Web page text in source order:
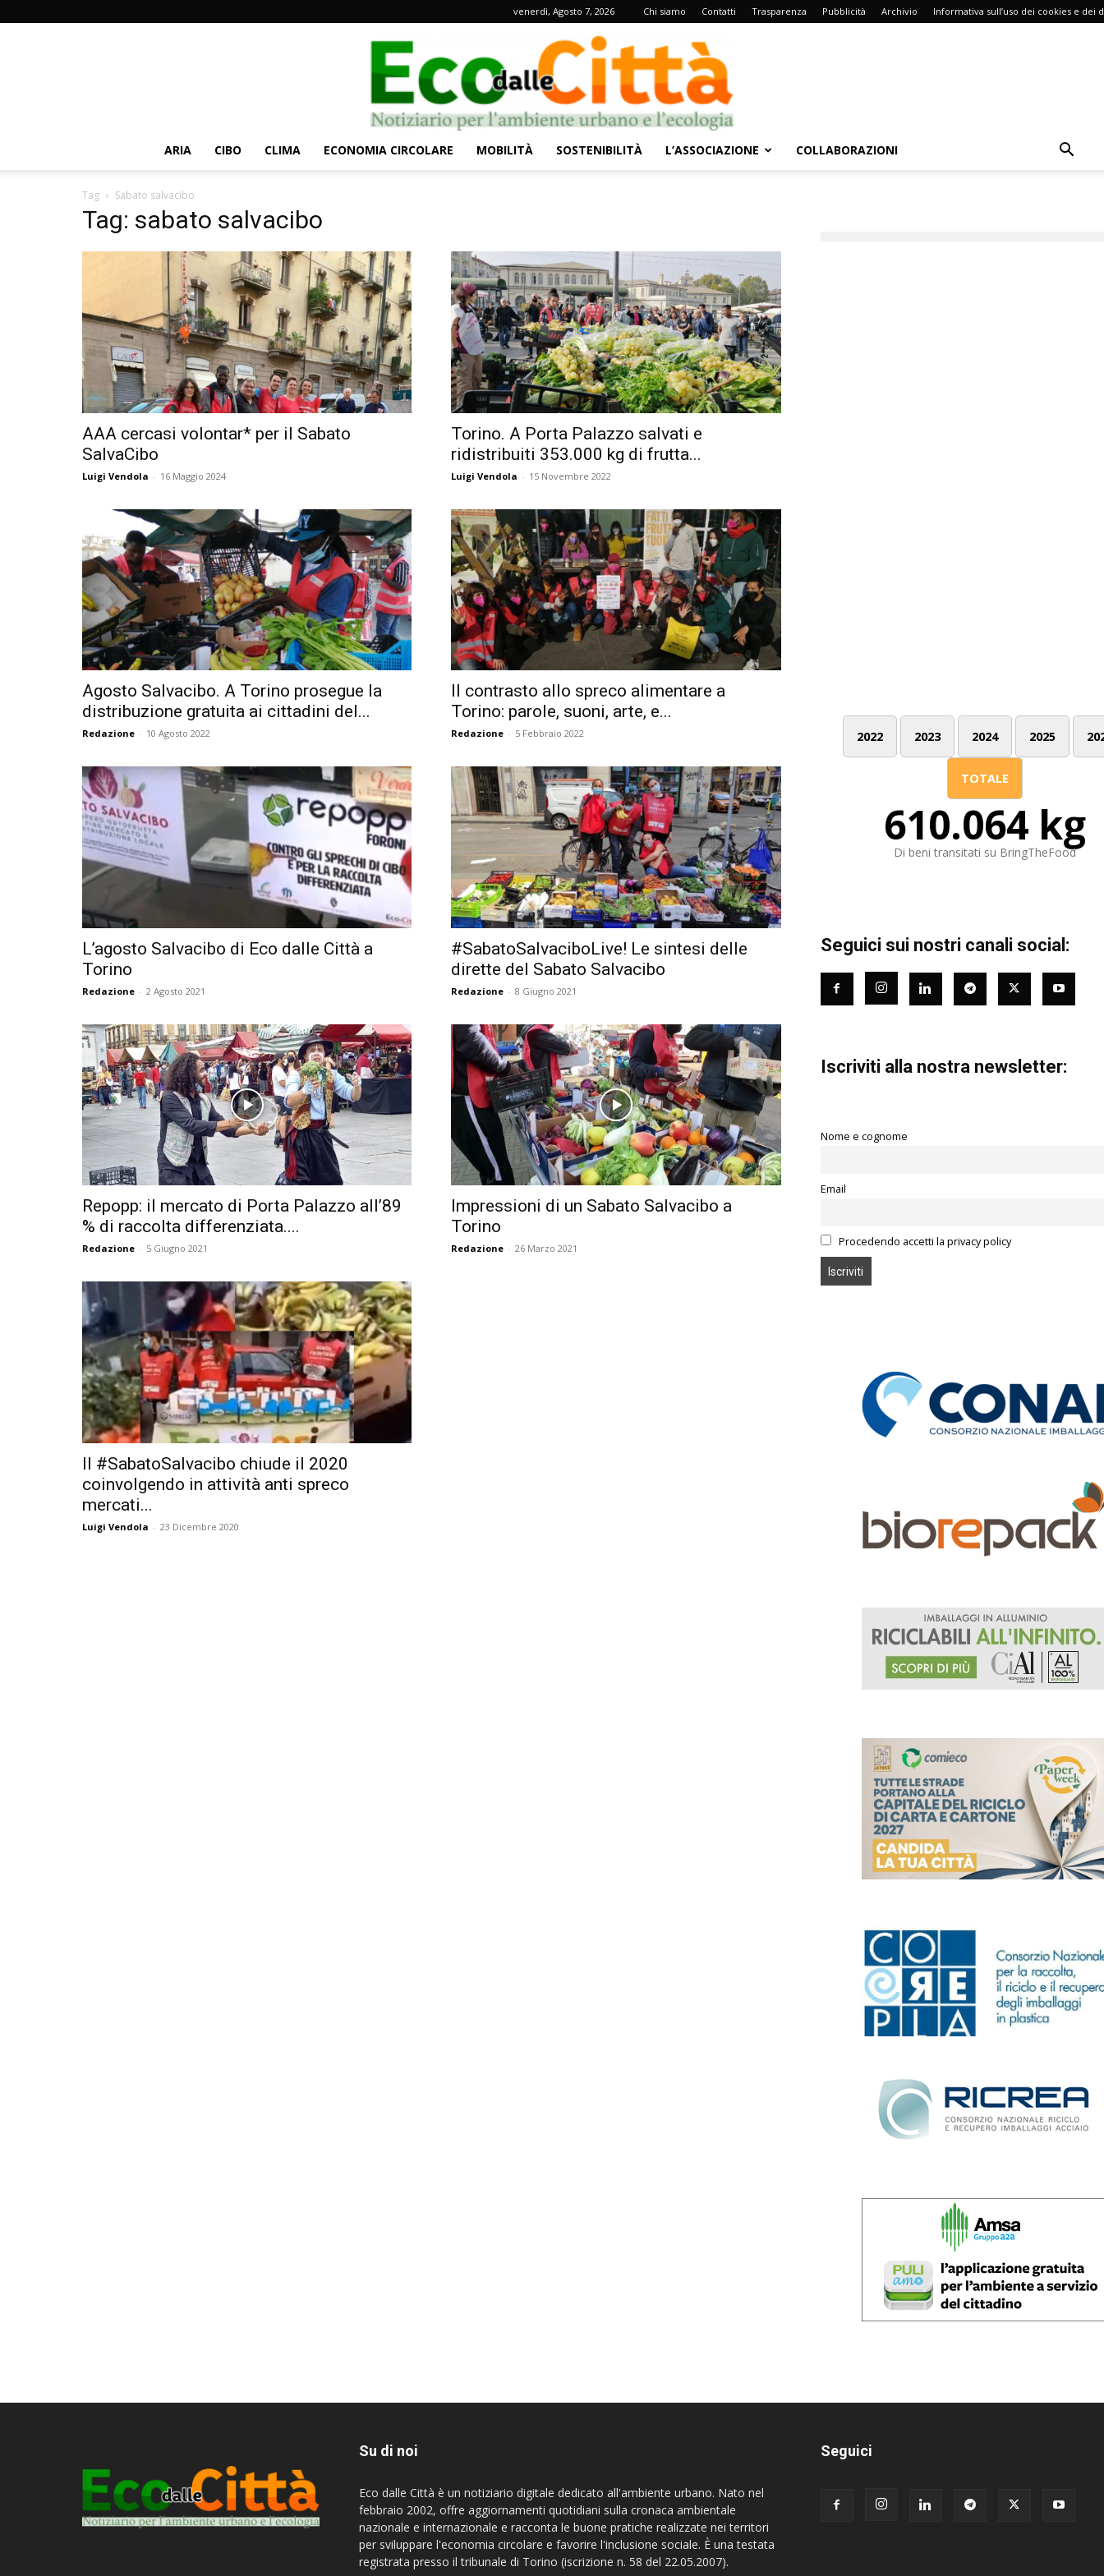
venerdì, Agosto 7, 2026 Chi siamo Contatti Trasparenza Pubblicità Archivio Informativa sull’uso dei cookies e dei
dalle
Città
ARIA CIBO CLIMA ECONOMIA CIRCOLARE MOBILITÀ SOSTENIBILITÀ L’ASSOCIAZIONE COLLABORAZIONI
Tag Sabato salvacibo
Tag: sabato salvacibo
AAA cercasi volontar* per il Sabato
SalvaCibo
Luigi Vendola - 16 Maggio 2024
Torino. A Porta Palazzo salvati e
ridistribuiti 353.000 kg di frutta...
Luigi Vendola - 15 Novembre 2022
Agosto Salvacibo. A Torino prosegue la
distribuzione gratuita ai cittadini del...
Redazione - 10 Agosto 2022
Il contrasto allo spreco alimentare a
Torino: parole, suoni, arte, e...
Redazione - 5 Febbraio 2022
L’agosto Salvacibo di Eco dalle Città a
Torino
Redazione - 2 Agosto 2021
#SabatoSalvaciboLive! Le sintesi delle
dirette del Sabato Salvacibo
Redazione - 8 Giugno 2021
Repopp: il mercato di Porta Palazzo all’89
% di raccolta differenziata....
Redazione - 5 Giugno 2021
Impressioni di un Sabato Salvacibo a
Torino
Redazione - 26 Marzo 2021
Il #SabatoSalvacibo chiude il 2020
coinvolgendo in attività anti spreco
mercati...
Luigi Vendola - 23 Dicembre 2020
2022 2023 2024 2025
TOTALE
610.064 kg
Di beni transitati su BringTheFood
Seguici sui nostri canali social:
Iscriviti alla nostra newsletter:
Nome e cognome
Email
Procedendo accetti la privacy policy
Su di noi
Eco dalle Città è un notiziario digitale dedicato all'ambiente urbano. Nato nel
febbraio 2002, offre aggiornamenti quotidiani sulla cronaca ambientale
nazionale e internazionale e racconta le buone pratiche realizzate nei territori
per sviluppare l'economia circolare e favorire l'inclusione sociale. È una testata
registrata presso il tribunale di Torino (iscrizione n. 58 del 22.05.2007).
Seguici